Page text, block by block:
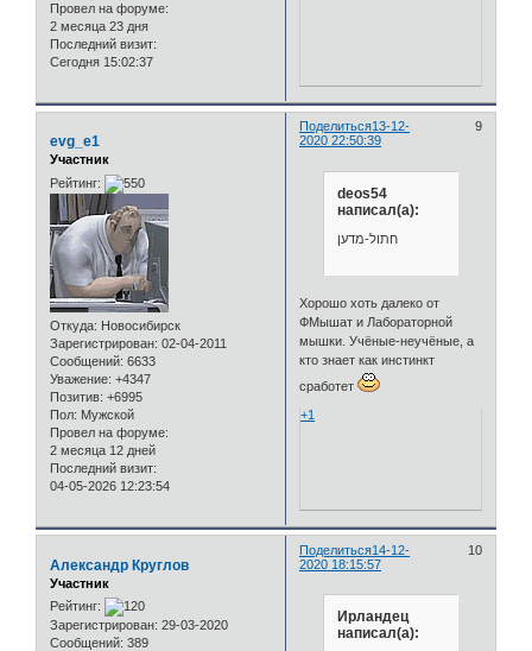
Провел на форуме:
2 месяца 23 дня
Последний визит:
Сегодня 15:02:37
Поделиться 9
13-12-
2020 22:50:39
evg_e1
Участник
Рейтинг:
Откуда: Новосибирск
Зарегистрирован: 02-04-2011
Сообщений: 6633
Уважение: +4347
Позитив: +6995
Пол: Мужской
Провел на форуме:
2 месяца 12 дней
Последний визит:
04-05-2026 12:23:54
deos54
написал(а):
חתול-מדען
Хорошо хоть далеко от
ФМышат и Лабораторной
мышки. Учёные-неучёные, а
кто знает как инстинкт
сработет
+1
Поделиться 10
14-12-
2020 18:15:57
Александр Круглов
Участник
Рейтинг:
Зарегистрирован: 29-03-2020
Сообщений: 389
Ирландец
написал(а):